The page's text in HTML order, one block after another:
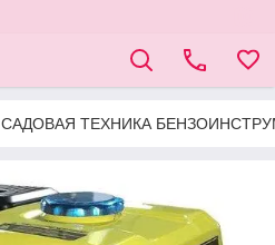
САДОВАЯ ТЕХНИКА